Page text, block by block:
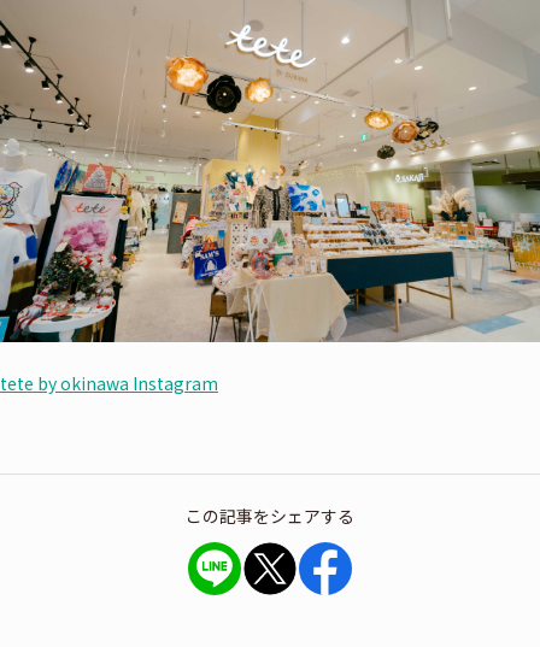
tete by okinawa Instagram
この記事をシェアする